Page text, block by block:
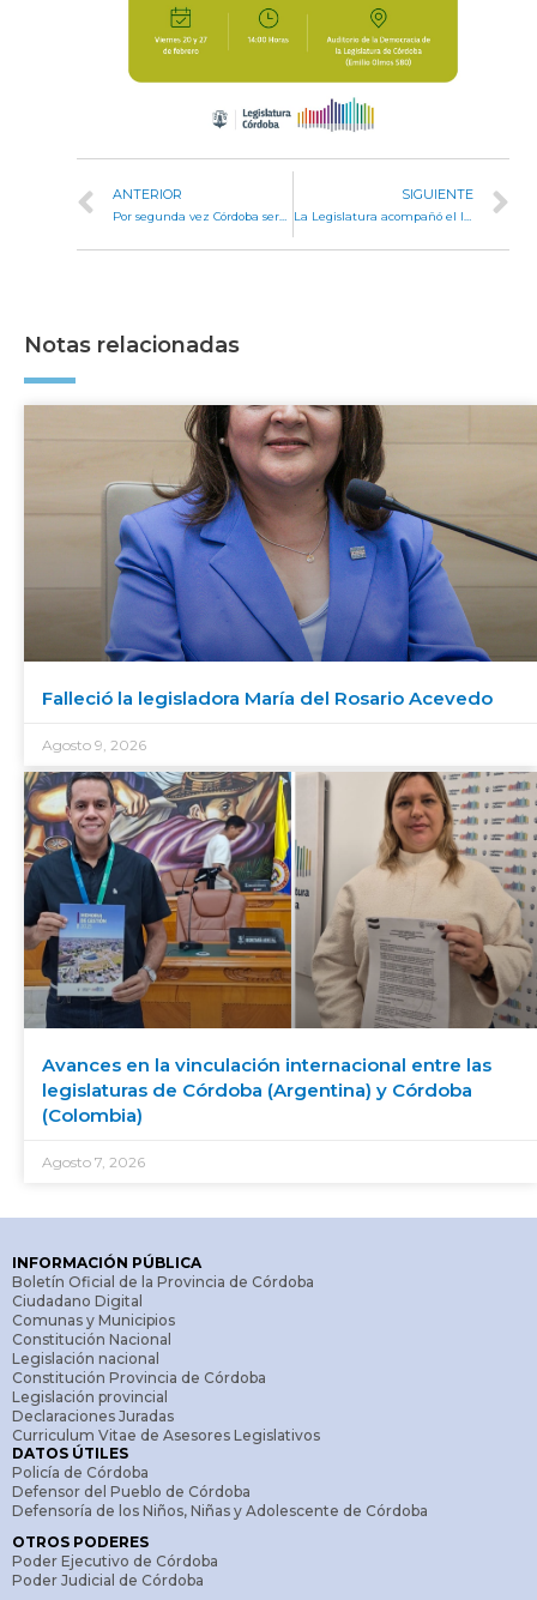
ANTERIOR
Por segunda vez Córdoba será sede de la sesión oficial del Parlasur
SIGUIENTE
Notas relacionadas
Falleció la legisladora María del Rosario Acevedo
Agosto 9, 2026
Avances en la vinculación internacional entre las
legislaturas de Córdoba (Argentina) y Córdoba
(Colombia)
Agosto 7, 2026
INFORMACIÓN PÚBLICA
Boletín Oficial de la Provincia de Córdoba
Ciudadano Digital
Comunas y Municipios
Constitución Nacional
Legislación nacional
Constitución Provincia de Córdoba
Legislación provincial
Declaraciones Juradas
Curriculum Vitae de Asesores Legislativos
DATOS ÚTILES
Policía de Córdoba
Defensor del Pueblo de Córdoba
Defensoría de los Niños, Niñas y Adolescente de Córdoba
OTROS PODERES
Poder Ejecutivo de Córdoba
Poder Judicial de Córdoba